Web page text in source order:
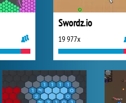
Swordz.io
19 977x